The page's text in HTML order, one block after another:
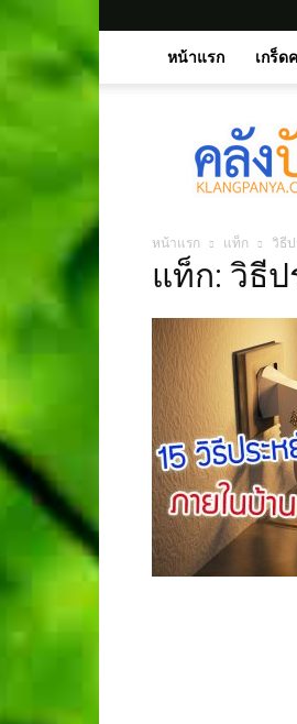
หน้าแรก เกร็ด
ปัญญา.คอม
หน้าแรก แท็ก วิธี
แท็ก: วิธีป